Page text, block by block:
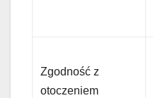
Zgodność z
otoczeniem